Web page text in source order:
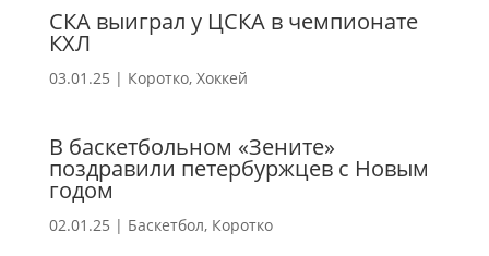
СКА выиграл у ЦСКА в чемпионате
КХЛ
03.01.25 | Коротко, Хоккей
В баскетбольном «Зените»
поздравили петербуржцев с Новым
годом
02.01.25 | Баскетбол, Коротко